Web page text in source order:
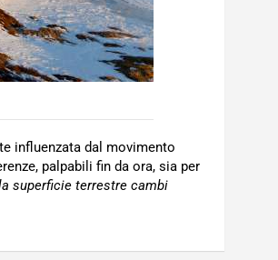
influenzata dal movimento
palpabili fin da ora, sia per
superficie terrestre cambi